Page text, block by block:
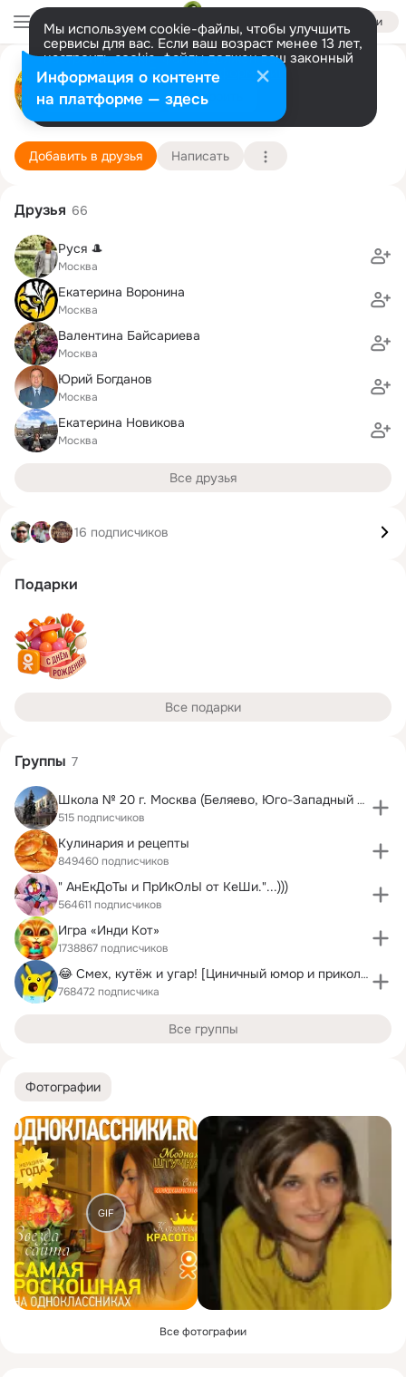
Войти
Мы используем cookie-файлы, чтобы улучшить
сервисы для вас. Если ваш возраст менее 13 лет,
настроить cookie-файлы должен ваш законный
представитель. Больше информации
Разрешить все Настроить
Вероника Салими
Москва
12 мая (48 лет)
12 педагогический колледжПодробнее
Добавить в друзья Написать
Фотографии
GIF
Все фотографии
Друзья 66
Руся 🎩
Москва
Екатерина Воронина
Москва
Валентина Байсариева
Москва
Юрий Богданов
Москва
Екатерина Новикова
Москва
Все друзья
16 подписчиков
Подарки
Все подарки
Группы 7
Школа № 20 г. Москва (Беляево, Юго-Западный АО)
515 подписчиков
Кулинария и рецепты
849460 подписчиков
" АнЕкДоТы и ПрИкОлЫ от КеШи."...)))
564611 подписчиков
Игра «Инди Кот»
1738867 подписчиков
😂 Смех, кутёж и угар! [Циничный юмор и приколы]
768472 подписчика
Все группы
Информация о контенте
на платформе — здесь